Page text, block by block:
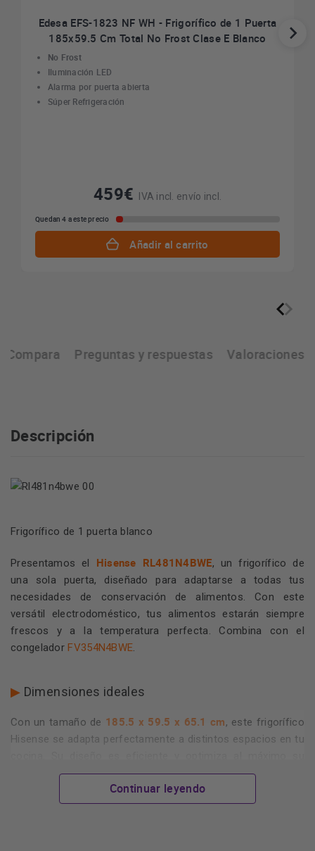
Edesa EFS-1823 NF WH - Frigorífico de 1 Puerta
185x59.5 Cm Total No Frost Clase E Blanco
No Frost
Iluminación LED
Alarma por puerta abierta
Súper Refrigeración
459€ IVA incl. envío incl.
Quedan 4 a este precio
Añadir al carrito
Compara Preguntas y respuestas Valoraciones
Descripción
Frigorífico de 1 puerta blanco
Presentamos el Hisense RL481N4BWE, un frigorífico de
una sola puerta, diseñado para adaptarse a todas tus
necesidades de conservación de alimentos. Con este
versátil electrodoméstico, tus alimentos estarán siempre
frescos y a la temperatura perfecta. Combina con el
congeladorFV354N4BWE.
▶ Dimensiones ideales
Con un tamaño de 185.5 x 59.5 x 65.1 cm, este frigorífico
Hisense se adapta perfectamente a distintos espacios en tu
capacidad interna, permitiendo almacenar una gran cantidad
Continuar leyendo